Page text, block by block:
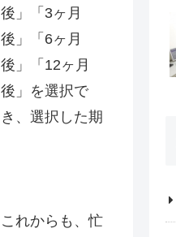
後」「3ヶ月
後」「6ヶ月
後」「12ヶ月
後」を選択で
き、選択した期
これからも、忙